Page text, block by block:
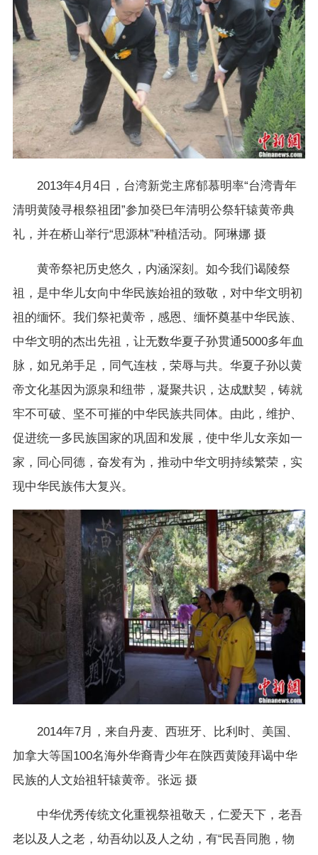
2013年4月4日，台湾新党主席郁慕明率“台湾青年
清明黄陵寻根祭祖团”参加癸巳年清明公祭轩辕黄帝典
礼，并在桥山举行“思源林”种植活动。阿琳娜 摄
黄帝祭祀历史悠久，内涵深刻。如今我们谒陵祭
祖，是中华儿女向中华民族始祖的致敬，对中华文明初
祖的缅怀。我们祭祀黄帝，感恩、缅怀奠基中华民族、
中华文明的杰出先祖，让无数华夏子孙贯通5000多年血
脉，如兄弟手足，同气连枝，荣辱与共。华夏子孙以黄
帝文化基因为源泉和纽带，凝聚共识，达成默契，铸就
牢不可破、坚不可摧的中华民族共同体。由此，维护、
促进统一多民族国家的巩固和发展，使中华儿女亲如一
家，同心同德，奋发有为，推动中华文明持续繁荣，实
现中华民族伟大复兴。
2014年7月，来自丹麦、西班牙、比利时、美国、
加拿大等国100名海外华裔青少年在陕西黄陵拜谒中华
民族的人文始祖轩辕黄帝。张远 摄
中华优秀传统文化重视祭祖敬天，仁爱天下，老吾
老以及人之老，幼吾幼以及人之幼，有“民吾同胞，物